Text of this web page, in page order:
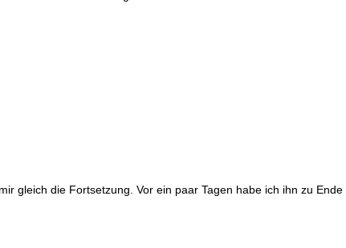
gleich die Fortsetzung. Vor ein paar Tagen habe ich ihn zu